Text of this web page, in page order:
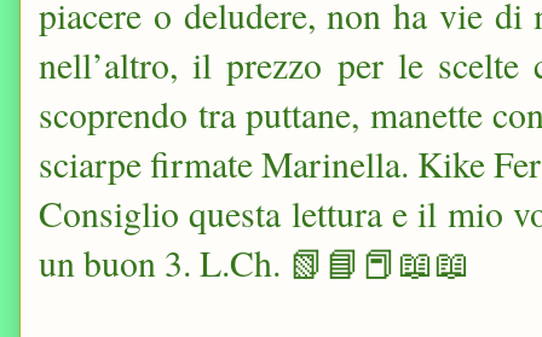
piacere o deludere, non ha vie
nell’altro, il prezzo per le
scoprendo tra puttane, manette
sciarpe firmate Marinella. Kike
Consiglio questa lettura e il mio
un buon 3. L.Ch. 📗📘📕📖📖